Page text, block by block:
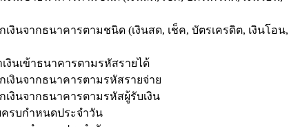
เงินจากธนาคารตามชนิด (เงินสด, เช็ค, บัตรเครดิต, เงินโอน,
งินเข้าธนาคารตามรหัสรายได้
เงินจากธนาคารตามรหัสรายจ่าย
เงินจากธนาคารตามรหัสผู้รับเงิน
ครบกำหนดประจำวัน